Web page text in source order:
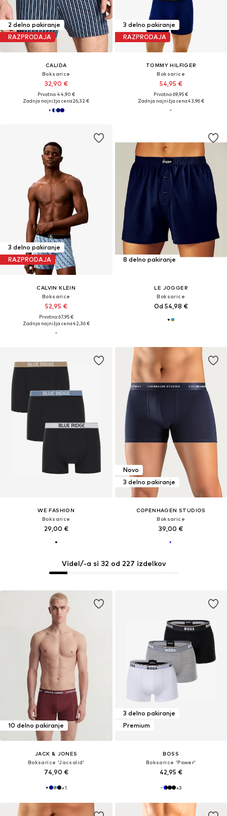
2 delno pakiranje
RAZPRODAJA
CALIDA
Boksarice
32,90 €
Prvotno: 44,90 €
Zadnja najnižja cena26,32 €
3 delno pakiranje
RAZPRODAJA
TOMMY HILFIGER
Boksarice
54,95 €
Prvotno: 69,95 €
Zadnja najnižja cena43,96 €
3 delno pakiranje
RAZPRODAJA
CALVIN KLEIN
Boksarice
52,95 €
Prvotno: 67,95 €
Zadnja najnižja cena42,36 €
8 delno pakiranje
LE JOGGER
Boksarice
Od 54,98 €
WE FASHION
Boksarice
29,00 €
Novo
3 delno pakiranje
COPENHAGEN STUDIOS
Boksarice
39,00 €
Videl/-a si 32 od 227 izdelkov
10 delno pakiranje
JACK & JONES
Boksarice 'Jacsolid'
74,90 €
+1
3 delno pakiranje
Premium
BOSS
Boksarice 'Power'
42,95 €
+3